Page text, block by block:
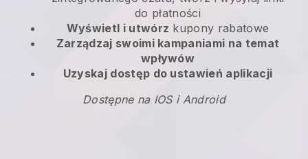
do płatności
Wyświetl i utwórz kupony rabatowe
Zarządzaj swoimi kampaniami na temat
wpływów
Uzyskaj dostęp do ustawień aplikacji
Dostępne na IOS i Android